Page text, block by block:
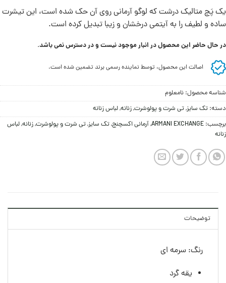
یک پَچ متالیک درشت که لوگو آرمانی روی آن حک شده است، ‌این تیشرت
ساده و لطیف را به آیتمی درخشان و زیبا تبدیل کرده است.
در حال حاضر این محصول در انبار موجود نیست و در دسترس نمی باشد.
اصالت این محصول، توسط نماینده رسمی برند تضمین شده است.
شناسه محصول: نامعلوم
دسته: تک سایز,تی شرت و پولوشرت,زنانه,لباس زنانه
برچسب: ARMANI EXCHANGE
,آرمانی اکسچنج,تک سایز,تی شرت و پولوشرت,زنانه,لباس
زنانه
توضیحات
رنگ: سرمه ای
یقه گرد